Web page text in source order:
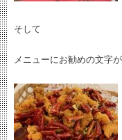
そして
メニューにお勧めの文字